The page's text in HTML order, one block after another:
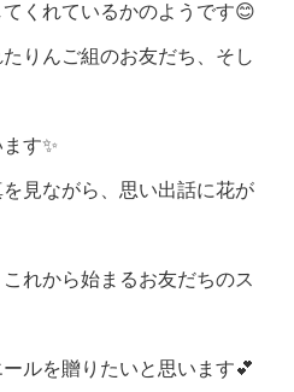
くれているかのようです😊
りんご組のお友だち、そし
す✨
見ながら、思い出話に花が
れから始まるお友だちのス
ルを贈りたいと思います💕